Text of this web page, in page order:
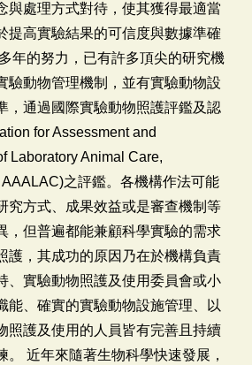
與處理方式對待，使其獲得最適當
提高實驗結果的可信度與數據準確
年的努力，已有許多頂尖的研究機
驗動物管理機制，並有實驗動物設
，通過國際實驗動物照護評鑑及認
for Assessment and
Laboratory Animal Care,
AAALAC)之評鑑。各機構作法可能
究方式、成果效益或是審查機制等
，但普遍都能兼顧科學實驗的需求
護，其成功的原因乃在於機構負責
、實驗動物照護及使用委員會或小
能、確實的實驗動物設施管理、以
照護及使用的人員皆有完善且持續
。 近年來隨著生物科學快速發展，